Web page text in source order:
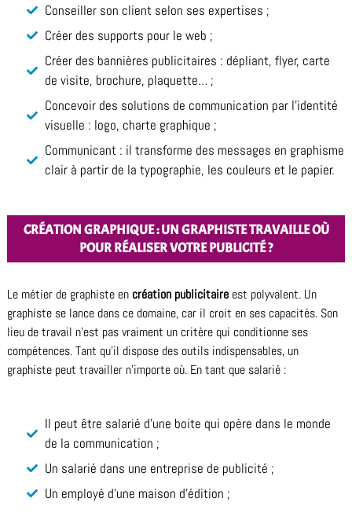
Conseiller son client selon ses expertises ;
Créer des supports pour le web ;
Créer des bannières publicitaires : dépliant, flyer, carte
de visite, brochure, plaquette… ;
Concevoir des solutions de communication par l’identité
visuelle : logo, charte graphique ;
Communicant : il transforme des messages en graphisme
clair à partir de la typographie, les couleurs et le papier.
CRÉATION GRAPHIQUE : UN GRAPHISTE TRAVAILLE OÙ
POUR RÉALISER VOTRE PUBLICITÉ ?
Le métier de graphiste en création publicitaire est polyvalent. Un
graphiste se lance dans ce domaine, car il croit en ses capacités. Son
lieu de travail n’est pas vraiment un critère qui conditionne ses
compétences. Tant qu’il dispose des outils indispensables, un
graphiste peut travailler n’importe où. En tant que salarié :
Il peut être salarié d’une boite qui opère dans le monde
de la communication ;
Un salarié dans une entreprise de publicité ;
Un employé d’une maison d’édition ;